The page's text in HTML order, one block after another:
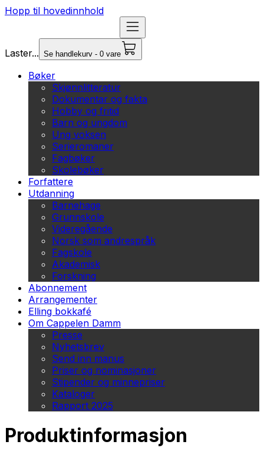
Hopp til hovedinnhold
Laster... Se handlekurv - 0 vare
Bøker
Skjønnlitteratur
Dokumentar og fakta
Hobby og fritid
Barn og ungdom
Ung voksen
Serieromaner
Fagbøker
Skolebøker
Forfattere
Utdanning
Barnehage
Grunnskole
Videregående
Norsk som andrespråk
Fagskole
Akademisk
Forskning
Abonnement
Arrangementer
Elling bokkafé
Om Cappelen Damm
Presse
Nyhetsbrev
Send inn manus
Priser og nominasjoner
Stipender og minnepriser
Kataloger
Rapport 2025
Produktinformasjon